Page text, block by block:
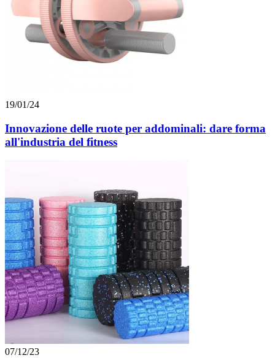
19/01/24
Innovazione delle ruote per addominali: dare forma
all'industria del fitness
07/12/23